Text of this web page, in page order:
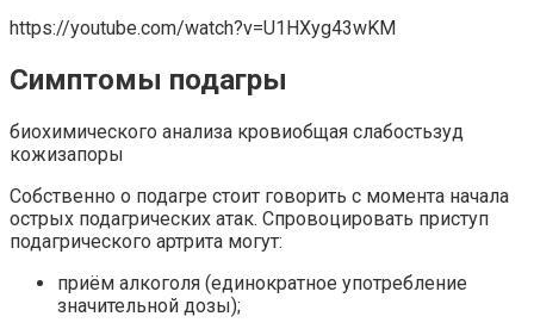
https://youtube.com/watch?v=U1HXyg43wKM
Симптомы подагры
биохимического анализа кровиобщая слабостьзуд
кожизапоры
Собственно о подагре стоит говорить с момента начала
острых подагрических атак. Спровоцировать приступ
подагрического артрита могут:
приём алкоголя (единократное употребление
значительной дозы);